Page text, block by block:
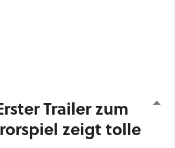
Trailer zum
zeigt tolle